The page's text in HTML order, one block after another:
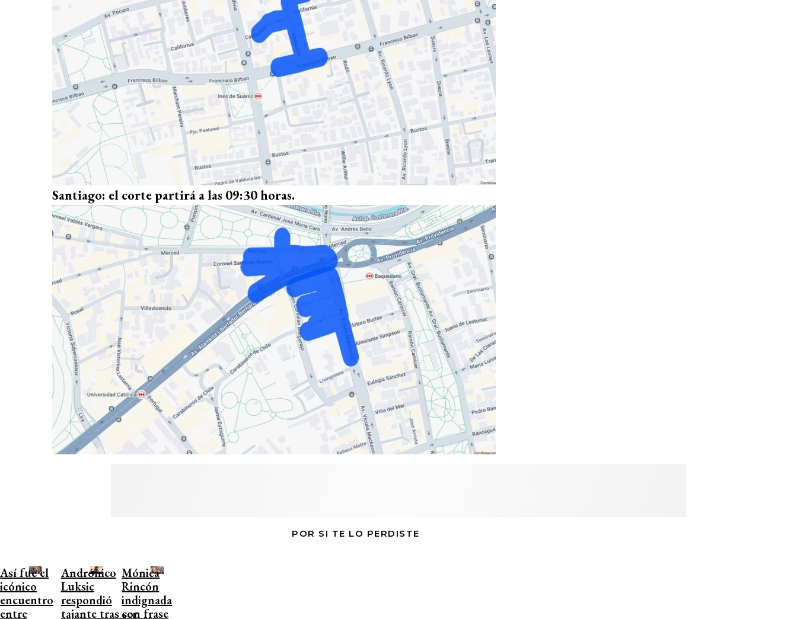
Santiago: el corte partirá a las 09:30 horas.
POR SI TE LO PERDISTE
Así fue el
icónico
encuentro
entre
Andrónico
Luksic
respondió
tajante tras ser
Mónica
Rincón
indignada
con frase